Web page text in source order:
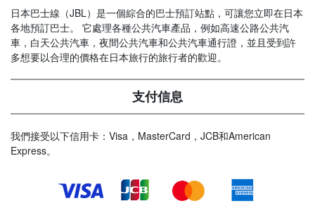
日本巴士線（JBL）是一個綜合的巴士預訂站點，可讓您立即在日本
各地預訂巴士。 它處理各種公共汽車產品，例如高速公路公共汽
車，白天公共汽車，夜間公共汽車和公共汽車通行證，並且受到許
多想要以合理的價格在日本旅行的旅行者的歡迎。
支付信息
我們接受以下信用卡：Visa，MasterCard，JCB和American
Express。